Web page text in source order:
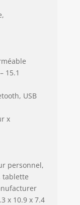
à la
encore
les
avec
et un
réduit
À vélo,
des
une
jeu au
15.1
USB
x
personnel,
tablette
x 10.9 x 7.4